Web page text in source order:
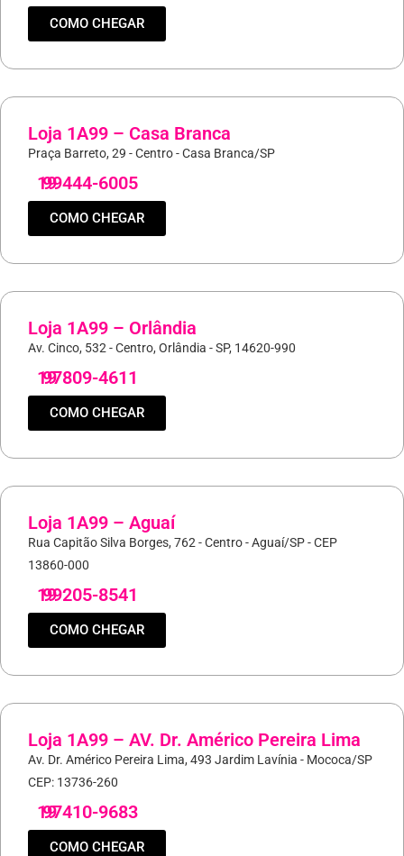
COMO CHEGAR
Loja 1A99 – Casa Branca
Praça Barreto, 29 - Centro - Casa Branca/SP
19
99444-6005
COMO CHEGAR
Loja 1A99 – Orlândia
Av. Cinco, 532 - Centro, Orlândia - SP, 14620-990
19
97809-4611
COMO CHEGAR
Loja 1A99 – Aguaí
Rua Capitão Silva Borges, 762 - Centro - Aguaí/SP - CEP
13860-000
19
99205-8541
COMO CHEGAR
Loja 1A99 – AV. Dr. Américo Pereira Lima
Av. Dr. Américo Pereira Lima, 493 Jardim Lavínia - Mococa/SP
CEP: 13736-260
19
97410-9683
COMO CHEGAR